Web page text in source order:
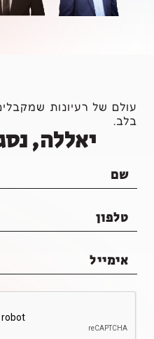
עולם של רעיונות
בלב.
יאללה,